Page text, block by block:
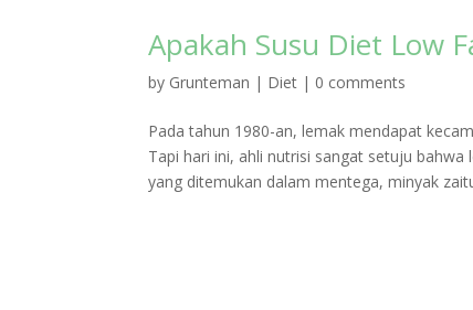
Apakah Susu Diet Low
by Grunteman | Diet | 0 comments
Pada tahun 1980-an, lemak mendapat
Tapi hari ini, ahli nutrisi sangat setuju
yang ditemukan dalam mentega, minyak